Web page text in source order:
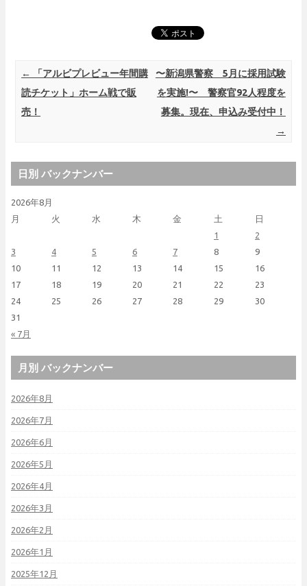
Post navigation
←
「アルビプレビュー年間購
読チケット」ホーム戦で販
売！
〜新潟県警察 5月に採用試験
を実施!〜 警察官92人程度を
募集。現在、申込み受付中！
→
日別 バックナンバー
2026年8月
月
火 水 木 金 土 日
« 7月
1
2
3
4 5 6 7 8
9
10
11 12 13 14 15
16
17
18 19 20 21 22
23
24
25 26 27 28 29
30
31
月別 バックナンバー
2026年8月
2026年7月
2026年6月
2026年5月
2026年4月
2026年3月
2026年2月
2026年1月
2025年12月